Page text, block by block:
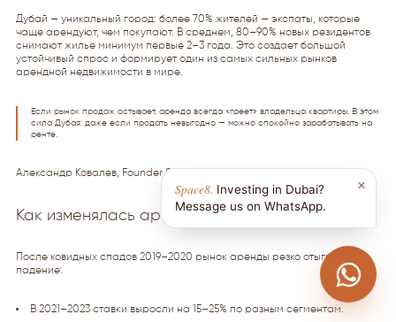
Дубай — уникальный город: более 70% жителей — экспаты, которые
чаще арендуют, чем покупают. В среднем, 80–90% новых резидентов
снимают жилье минимум первые 2–3 года. Это создает большой
устойчивый спрос и формирует один из самых сильных рынков
арендной недвижимости в мире.
Если рынок продаж остывает, аренда всегда «греет» владельца квартиры. В этом
сила Дубая: даже если продать невыгодно — можно спокойно зарабатывать на
ренте.
Александр Ковалев, Founder Space8
Как изменялась аренда за последние 3 года
После ковидных спадов 2019–2020 рынок аренды резко отыграл
падение:
В 2021–2023 ставки выросли на 15–25% по разным сегментам.